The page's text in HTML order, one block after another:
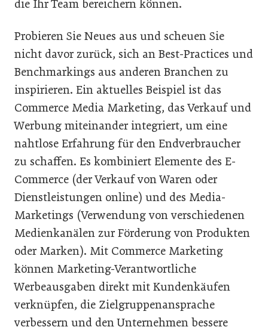
die Ihr Team bereichern können.
Probieren Sie Neues aus und scheuen Sie
nicht davor zurück, sich an Best-Practices und
Benchmarkings aus anderen Branchen zu
inspirieren. Ein aktuelles Beispiel ist das
Commerce Media Marketing, das Verkauf und
Werbung miteinander integriert, um eine
nahtlose Erfahrung für den Endverbraucher
zu schaffen. Es kombiniert Elemente des E-
Commerce (der Verkauf von Waren oder
Dienstleistungen online) und des Media-
Marketings (Verwendung von verschiedenen
Medienkanälen zur Förderung von Produkten
oder Marken). Mit Commerce Marketing
können Marketing-Verantwortliche
Werbeausgaben direkt mit Kundenkäufen
verknüpfen, die Zielgruppenansprache
verbessern und den Unternehmen bessere